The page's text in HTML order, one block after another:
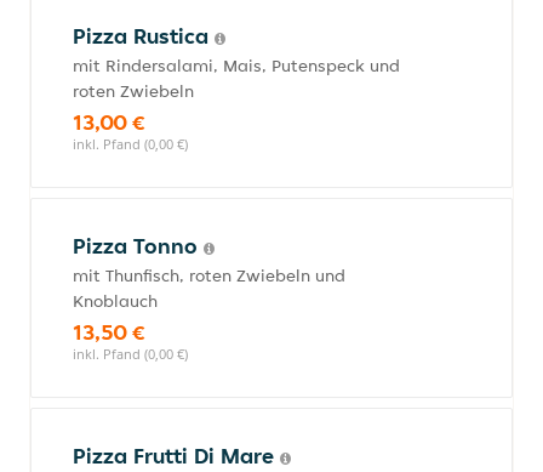
Pizza Rustica
mit Rindersalami, Mais, Putenspeck und
roten Zwiebeln
13,00 €
inkl. Pfand (0,00 €)
Pizza Tonno
mit Thunfisch, roten Zwiebeln und
Knoblauch
13,50 €
inkl. Pfand (0,00 €)
Pizza Frutti Di Mare